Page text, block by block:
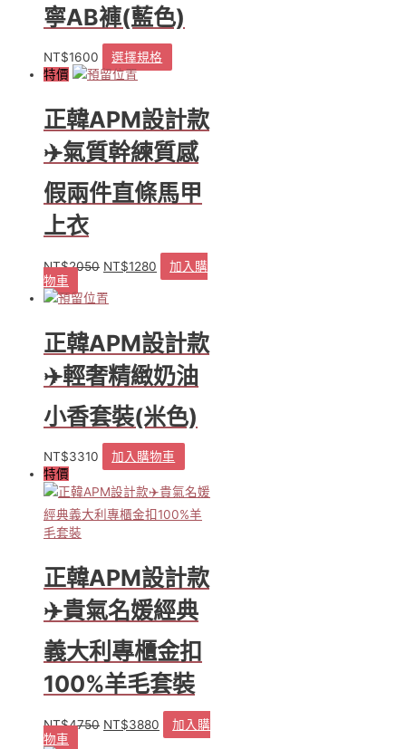
品
頁
選
擇
項
寧AB褲(藍色)
NT$1600 選擇規格
有
多
種
款
式。
可
品
頁
擇
選
項
特價
正韓APM設計款
✈️氣質幹練質感
假兩件直條馬甲
上衣
NT$2050 原
價
NT$2050。
NT$1280
NT$1280。
加入購
物車
正韓APM設計款
✈️輕奢精緻奶油
小香套裝(米色)
NT$3310
加入購物車
特價
正韓APM設計款
✈️貴氣名媛經典
義大利專櫃金扣
100%羊毛套裝
NT$4750 原
NT$3880
加入購
物車